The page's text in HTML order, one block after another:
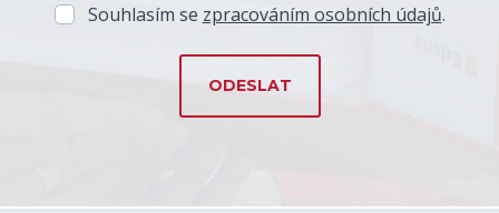
Souhlasím se zpracováním osobních údajů.